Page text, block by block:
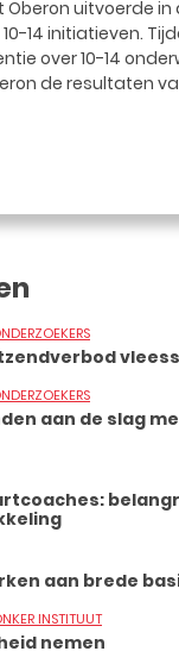
uitvoerde in
14 initiatieven.
over 10-14
de resultaten
aan de slag
aan brede
INSTITUUT
nemen